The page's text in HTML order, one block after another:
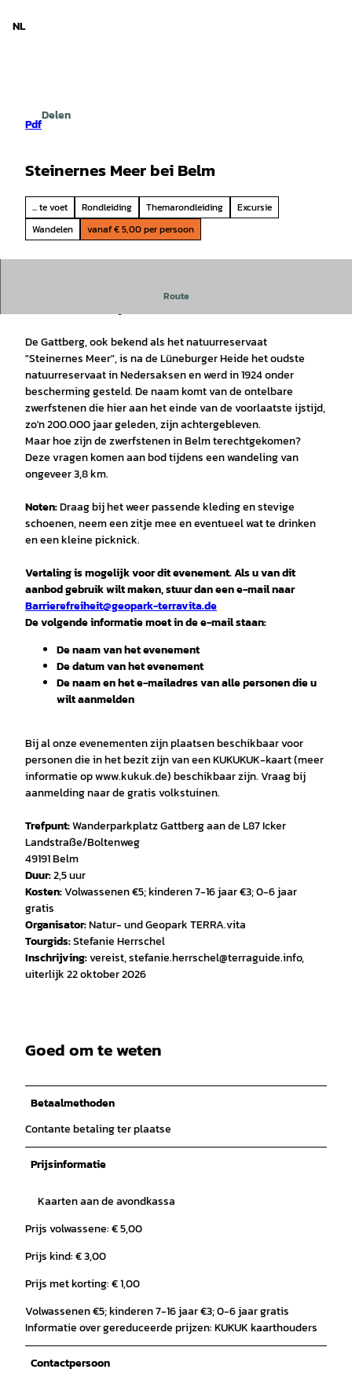
NL
Pdf
Delen
Steinernes Meer bei Belm
... te voet Rondleiding Themarondleiding
Excursie
Wandelen
vanaf € 5,00 per persoon
Route
Stefanie Herrschel
De Gattberg, ook bekend als het natuurreservaat
"Steinernes Meer", is na de Lüneburger Heide het oudste
natuurreservaat in Nedersaksen en werd in 1924 onder
bescherming gesteld. De naam komt van de ontelbare
zwerfstenen die hier aan het einde van de voorlaatste ijstijd,
zo'n 200.000 jaar geleden, zijn achtergebleven.
Maar hoe zijn de zwerfstenen in Belm terechtgekomen?
Deze vragen komen aan bod tijdens een wandeling van
ongeveer 3,8 km.
Noten:Draag bij het weer passende kleding en stevige
schoenen, neem een zitje mee en eventueel wat te drinken
en een kleine picknick.
Vertaling is mogelijk voor dit evenement. Als u van dit
aanbod gebruik wilt maken, stuur dan een e-mail naar
Barrierefreiheit@geopark-terravita.de
De volgende informatie moet in de e-mail staan:
De naam van het evenement
De datum van het evenement
De naam en het e-mailadres van alle personen die u
wilt aanmelden
Bij al onze evenementen zijn plaatsen beschikbaar voor
personen die in het bezit zijn van een KUKUKUK-kaart (meer
informatie op www.kukuk.de) beschikbaar zijn. Vraag bij
aanmelding naar de gratis volkstuinen.
Trefpunt:Wanderparkplatz Gattberg aan de L87 Icker
Landstraße/Boltenweg
49191 Belm
Duur:2,5 uur
Kosten:Volwassenen €5; kinderen 7-16 jaar €3; 0-6 jaar
gratis
Organisator:Natur- und Geopark TERRA.vita
Tourgids:Stefanie Herrschel
Inschrijving:vereist, stefanie.herrschel@terraguide.info,
uiterlijk 22 oktober 2026
Goed om te weten
Betaalmethoden
Contante betaling ter plaatse
Prijsinformatie
Kaarten aan de avondkassa
Prijs volwassene: € 5,00
Prijs kind: € 3,00
Prijs met korting: € 1,00
Volwassenen €5; kinderen 7-16 jaar €3; 0-6 jaar gratis
Informatie over gereduceerde prijzen: KUKUK kaarthouders
Contactpersoon